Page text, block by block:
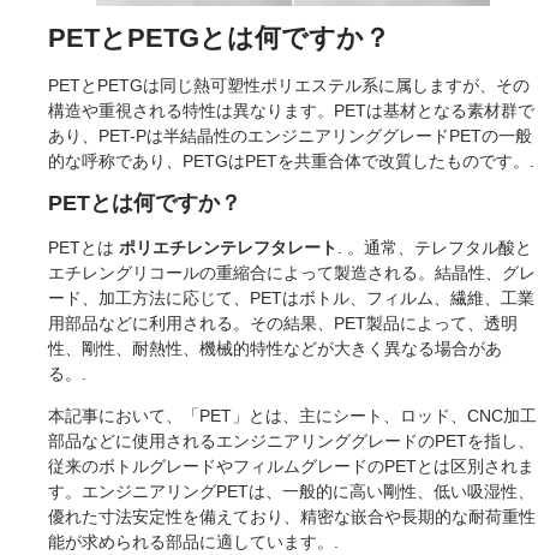
PETとPETGとは何ですか？
PETとPETGは同じ熱可塑性ポリエステル系に属しますが、その
構造や重視される特性は異なります。PETは基材となる素材群で
あり、PET-Pは半結晶性のエンジニアリンググレードPETの一般
的な呼称であり、PETGはPETを共重合体で改質したものです。.
PETとは何ですか？
PETとは ポリエチレンテレフタレート
. 。通常、テレフタル酸と
エチレングリコールの重縮合によって製造される。結晶性、グレ
ード、加工方法に応じて、PETはボトル、フィルム、繊維、工業
用部品などに利用される。その結果、PET製品によって、透明
性、剛性、耐熱性、機械的特性などが大きく異なる場合があ
る。.
本記事において、「PET」とは、主にシート、ロッド、CNC加工
部品などに使用されるエンジニアリンググレードのPETを指し、
従来のボトルグレードやフィルムグレードのPETとは区別されま
す。エンジニアリングPETは、一般的に高い剛性、低い吸湿性、
優れた寸法安定性を備えており、精密な嵌合や長期的な耐荷重性
能が求められる部品に適しています。.